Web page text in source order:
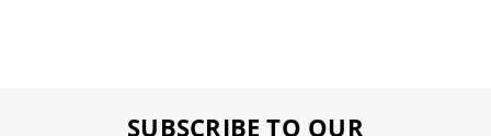
SUBSCRIBE TO OUR